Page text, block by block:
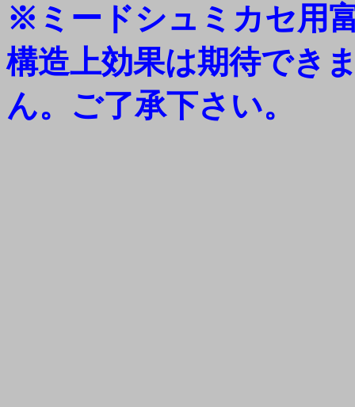
※ミードシュミカセ用
構造上効果は期待でき
ん。ご了承下さい。